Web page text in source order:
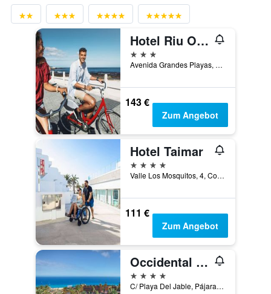
Hotel Riu Oliva Beach Resort
3 Sterne
Avenida Grandes Playas, Corralejo, Fuerteventura, Spanien
143 €
Zum Angebot
Hotel Taimar
4 Sterne
Valle Los Mosquitos, 4, Costa Calma, Fuerteventura, Spanien
111 €
Zum Angebot
Occidental Jandía Mar
4 Sterne
C/ Playa Del Jable, Pájara, Fuerteventura, Spanien